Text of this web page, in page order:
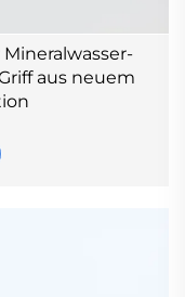
aus neuem